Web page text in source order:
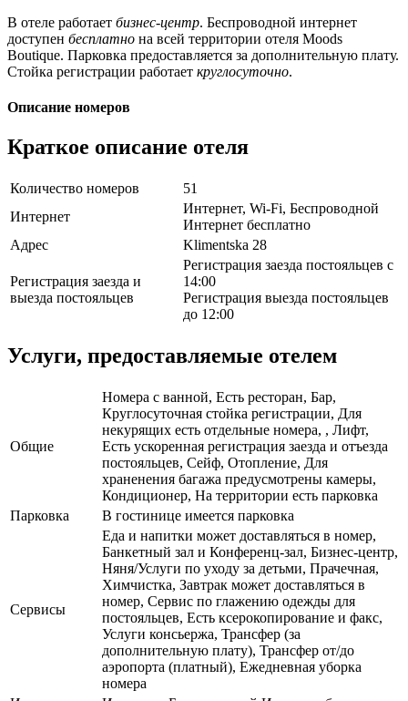
В отеле работает бизнес-центр. Беспроводной интернет
доступен бесплатно на всей территории отеля Moods
Boutique. Парковка предоставляется за дополнительную плату.
Стойка регистрации работает круглосуточно.
Описание номеров
Краткое описание отеля
Количество номеров
51
Интернет
Интернет, Wi-Fi, Беспроводной
Интернет бесплатно
Адрес
Klimentska 28
Регистрация заезда и
выезда постояльцев
Регистрация заезда постояльцев с
14:00
Регистрация выезда постояльцев
до 12:00
Услуги, предоставляемые отелем
Общие
Номера с ванной, Есть ресторан, Бар,
Круглосуточная стойка регистрации, Для
некурящих есть отдельные номера, , Лифт,
Есть ускоренная регистрация заезда и отъезда
постояльцев, Сейф, Отопление, Для
храненения багажа предусмотрены камеры,
Кондиционер, На территории есть парковка
Парковка
В гостинице имеется парковка
Сервисы
Еда и напитки может доставляться в номер,
Банкетный зал и Конференц-зал, Бизнес-центр,
Няня/Услуги по уходу за детьми, Прачечная,
Химчистка, Завтрак может доставляться в
номер, Сервис по глажению одежды для
постояльцев, Есть ксерокопирование и факс,
Услуги консьержа, Трансфер (за
дополнительную плату), Трансфер от/до
аэропорта (платный), Ежедневная уборка
номера